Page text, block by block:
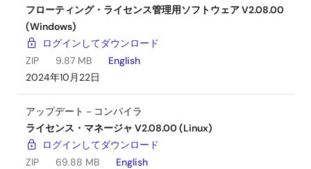
フローティング・ライセンス管理用ソフトウェア V2.08.00
(Windows)
ログインしてダウンロード
ZIP
9.87 MB
English
2024年10月22日
アップデート－コンパイラ
ライセンス・マネージャ V2.08.00 (Linux)
ログインしてダウンロード
ZIP
69.88 MB
English